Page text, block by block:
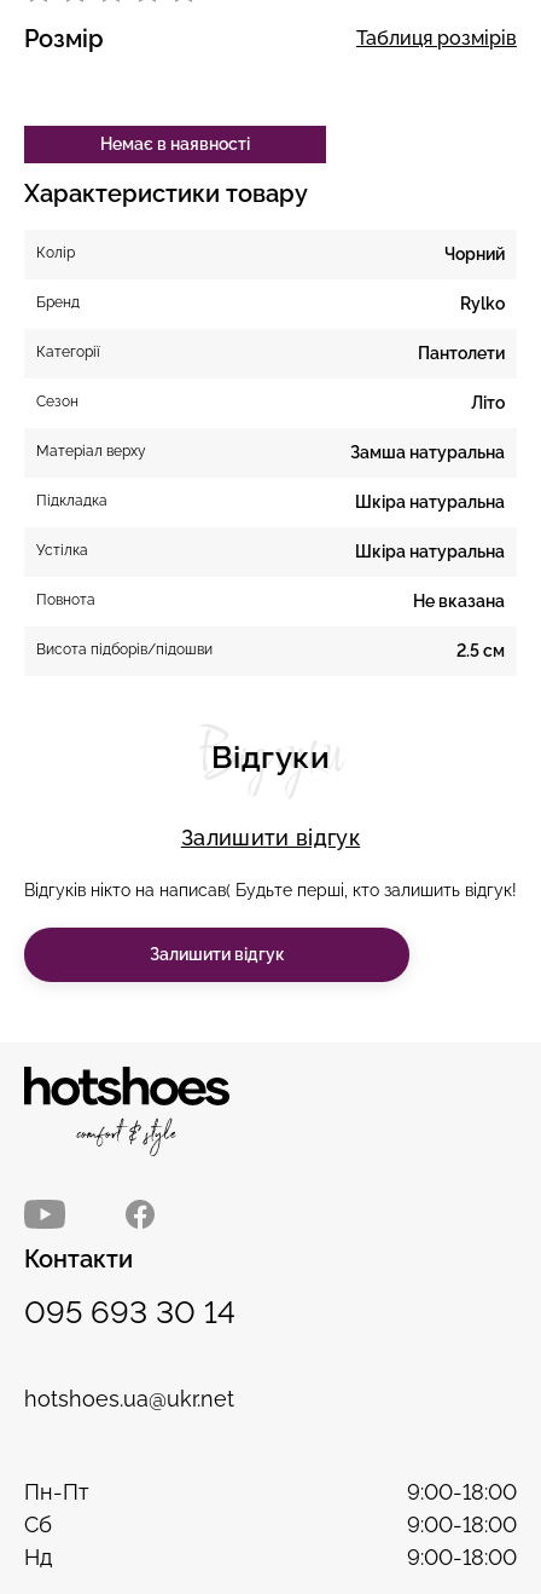
Розмір Таблиця розмірів
Немає в наявності
Характеристики товару
Колір Чорний
Бренд Rylko
Категорії Пантолети
Сезон Літо
Матеріал верху Замша натуральна
Підкладка Шкіра натуральна
Устілка Шкіра натуральна
Повнота Не вказана
Висота підборів/підошви 2.5 см
Відгуки
Відгуки
Залишити відгук
Відгуків нікто на написав( Будьте перші, кто залишить відгук!
Залишити відгук
Контакти
095 693 30 14
hotshoes.ua@ukr.net
Пн-Пт
9:00-18:00
Сб
9:00-18:00
Нд
9:00-18:00